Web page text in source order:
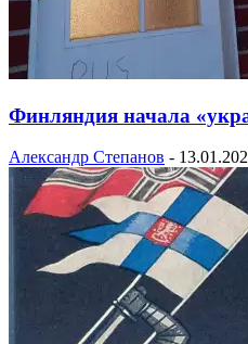
Финляндия начала
Александр Степанов -